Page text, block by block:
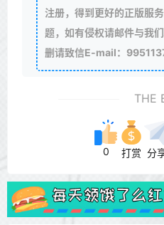
注册，得到更好的正版服
题，如有侵权请邮件与我们
删请致信E-mail：
THE
0 打赏 分